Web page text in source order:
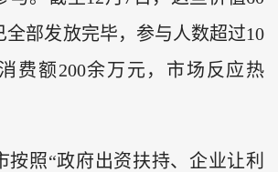
全部发放完毕，参与人数超过10
费额200余万元，市场反应热
按照“政府出资扶持、企业让利